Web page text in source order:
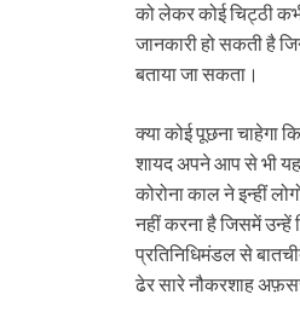
को लेकर कोई चिट्ठी
जानकारी हो सकती है
बताया जा सकता।
क्या कोई पूछना चाहेगा
शायद अपने आप से भी
कोरोना काल ने इन्हीं
नहीं करना है जिसमें उन्हें
प्रतिनिधिमंडल से
ढेर सारे नौकरशाह